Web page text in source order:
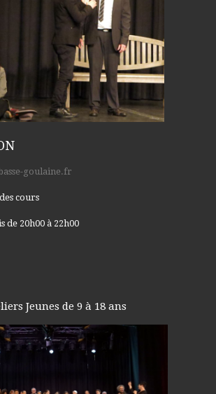
goulaine.fr
cours
de 20h00 à 22h00
Jeunes de 9 à 18 ans